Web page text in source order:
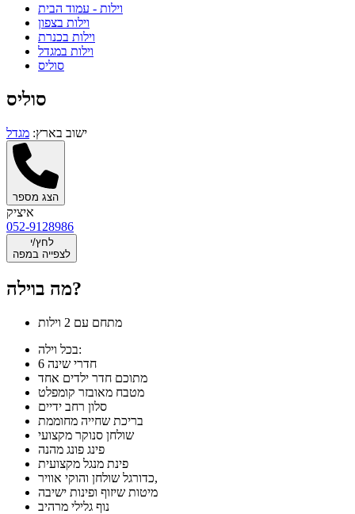
וילות - עמוד הבית
וילות בצפון
וילות בכנרת
וילות במגדל
סוליס
סוליס
ישוב בארץ: מגדל
הצג מספר
איציק
052-9128986
לחץ/י
לצפייה במפה
מה בוילה?
בכל וילה:
מתוכם חדר ילדים אחד
מטבח מאובזר קומפלט
סלון רחב ידיים
בריכת שחייה מחוממת
שולחן סנוקר מקצועי
פינג פונג מהנה
פינת מנגל מקצועית
כדורגל שולחן והוקי אוויר,
מיטות שיזוף ופינות ישיבה
נוף גלילי מרהיב